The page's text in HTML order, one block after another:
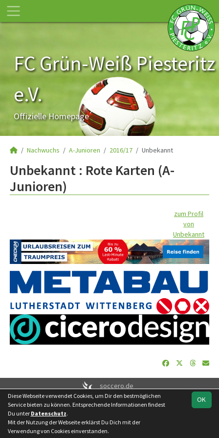
FC Grün-Weiß Piesteritz
e.V.
Offizielle Homepage
Nachwuchs A-Junioren 2016/17 Unbekannt
Unbekannt : Rote Karten (A-
Junioren)
zum Profil
von
Unbekannt
soccero.de
© 2006 - 2026
Besucherstatistik Geburtstage Impressum
Datenschutz
Kontakt
OK
Diese Webseite verwendet Cookies, um Dir den bestmöglichen
Service bieten zu können. Entsprechende Informationen findest
Du unter Datenschutz.
Mit der Nutzung der Webseite erklärst Du Dich mit der
Verwendung von Cookies einverstanden.